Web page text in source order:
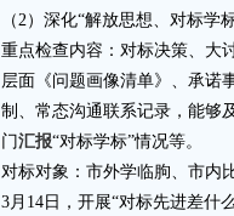
（2）深化“解放思想、对标学
重点检查内容：对标决策、大
层面《问题画像清单》、承诺
制、常态沟通联系记录，能够
门汇报“对标学标”情况等。
对标对象：市外学临朐、市内
3月14日，开展“对标先进差什